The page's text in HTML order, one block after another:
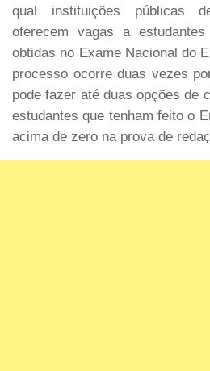
qual instituições públicas
oferecem vagas a
obtidas no Exame Nacional do
processo ocorre duas vezes
pode fazer até duas opções de
estudantes que tenham feito o
acima de zero na prova de